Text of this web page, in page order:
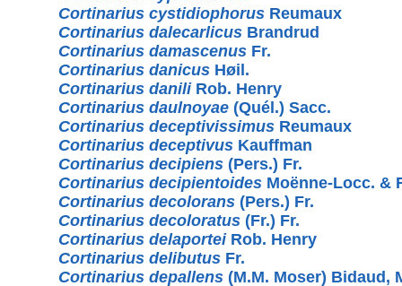
Cortinarius cystidiophorus Reumaux
Cortinarius dalecarlicus Brandrud
Cortinarius damascenus Fr.
Cortinarius danicus Høil.
Cortinarius daniliRob. Henry
Cortinarius daulnoyae (Quél.) Sacc.
Cortinarius deceptivissimus Reumaux
Cortinarius deceptivus Kauffman
Cortinarius decipiens (Pers.) Fr.
Cortinarius decipientoides Moënne-Locc. &
Cortinarius decolorans (Pers.) Fr.
Cortinarius decoloratus (Fr.) Fr.
Cortinarius delaporteiRob. Henry
Cortinarius delibutus Fr.
Cortinarius depallens (M.M. Moser) Bidaud,